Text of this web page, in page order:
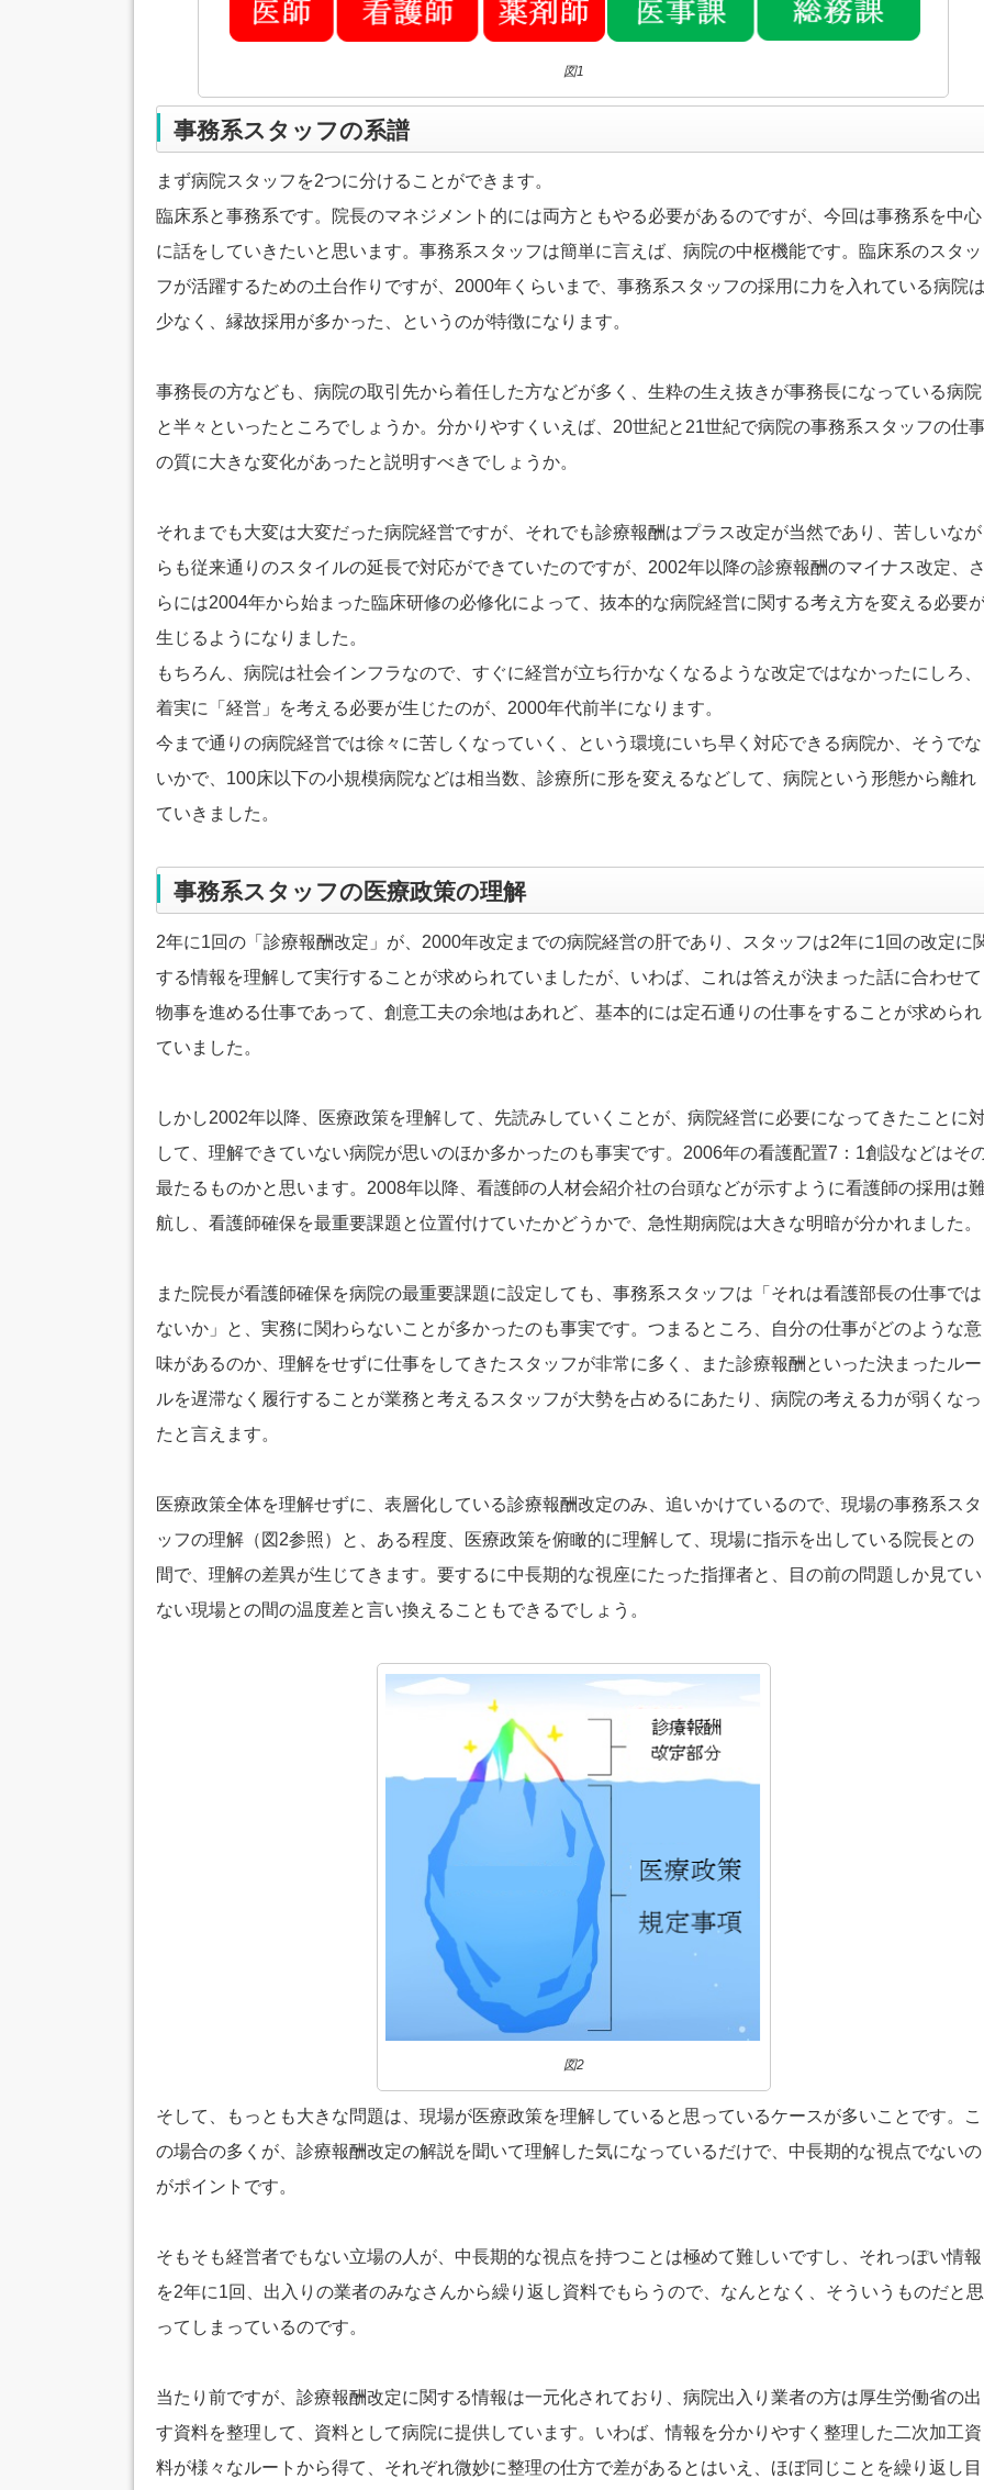
図1
事務系スタッフの系譜
まず病院スタッフを2つに分けることができます。
臨床系と事務系です。院長のマネジメント的には両方ともやる必要があるのですが、今回は事務系を中心
に話をしていきたいと思います。事務系スタッフは簡単に言えば、病院の中枢機能です。臨床系のスタッ
フが活躍するための土台作りですが、2000年くらいまで、事務系スタッフの採用に力を入れている病院
少なく、縁故採用が多かった、というのが特徴になります。
事務長の方なども、病院の取引先から着任した方などが多く、生粋の生え抜きが事務長になっている病院
と半々といったところでしょうか。分かりやすくいえば、20世紀と21世紀で病院の事務系スタッフの仕
の質に大きな変化があったと説明すべきでしょうか。
それまでも大変は大変だった病院経営ですが、それでも診療報酬はプラス改定が当然であり、苦しいなが
らも従来通りのスタイルの延長で対応ができていたのですが、2002年以降の診療報酬のマイナス改定、
らには2004年から始まった臨床研修の必修化によって、抜本的な病院経営に関する考え方を変える必要
生じるようになりました。
もちろん、病院は社会インフラなので、すぐに経営が立ち行かなくなるような改定ではなかったにしろ、
着実に「経営」を考える必要が生じたのが、2000年代前半になります。
今まで通りの病院経営では徐々に苦しくなっていく、という環境にいち早く対応できる病院か、そうでな
いかで、100床以下の小規模病院などは相当数、診療所に形を変えるなどして、病院という形態から離れ
ていきました。
事務系スタッフの医療政策の理解
2年に1回の「診療報酬改定」が、2000年改定までの病院経営の肝であり、スタッフは2年に1回の改定に
する情報を理解して実行することが求められていましたが、いわば、これは答えが決まった話に合わせて
物事を進める仕事であって、創意工夫の余地はあれど、基本的には定石通りの仕事をすることが求められ
ていました。
しかし2002年以降、医療政策を理解して、先読みしていくことが、病院経営に必要になってきたことに
して、理解できていない病院が思いのほか多かったのも事実です。2006年の看護配置7：1創設などはそ
最たるものかと思います。2008年以降、看護師の人材会紹介社の台頭などが示すように看護師の採用は
航し、看護師確保を最重要課題と位置付けていたかどうかで、急性期病院は大きな明暗が分かれました。
また院長が看護師確保を病院の最重要課題に設定しても、事務系スタッフは「それは看護部長の仕事では
ないか」と、実務に関わらないことが多かったのも事実です。つまるところ、自分の仕事がどのような意
味があるのか、理解をせずに仕事をしてきたスタッフが非常に多く、また診療報酬といった決まったルー
ルを遅滞なく履行することが業務と考えるスタッフが大勢を占めるにあたり、病院の考える力が弱くなっ
たと言えます。
医療政策全体を理解せずに、表層化している診療報酬改定のみ、追いかけているので、現場の事務系スタ
ッフの理解（図2参照）と、ある程度、医療政策を俯瞰的に理解して、現場に指示を出している院長との
間で、理解の差異が生じてきます。要するに中長期的な視座にたった指揮者と、目の前の問題しか見てい
ない現場との間の温度差と言い換えることもできるでしょう。
図2
そして、もっとも大きな問題は、現場が医療政策を理解していると思っているケースが多いことです。こ
の場合の多くが、診療報酬改定の解説を聞いて理解した気になっているだけで、中長期的な視点でないの
がポイントです。
そもそも経営者でもない立場の人が、中長期的な視点を持つことは極めて難しいですし、それっぽい情報
を2年に1回、出入りの業者のみなさんから繰り返し資料でもらうので、なんとなく、そういうものだと思
ってしまっているのです。
当たり前ですが、診療報酬改定に関する情報は一元化されており、病院出入り業者の方は厚生労働省の出
す資料を整理して、資料として病院に提供しています。いわば、情報を分かりやすく整理した二次加工資
料が様々なルートから得て、それぞれ微妙に整理の仕方で差があるとはいえ、ほぼ同じことを繰り返し目